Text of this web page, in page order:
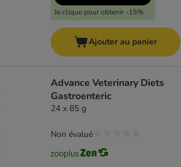
Je clique pour obtenir -15%
Ajouter au panier
Advance Veterinary Diets
Gastroenteric
24 x 85 g
Non évalué